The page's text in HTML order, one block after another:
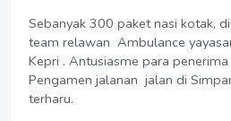
Sebanyak 300 paket nasi kotak,
team relawan Ambulance
Kepri . Antusiasme para
Pengamen jalanan jalan di
terharu.